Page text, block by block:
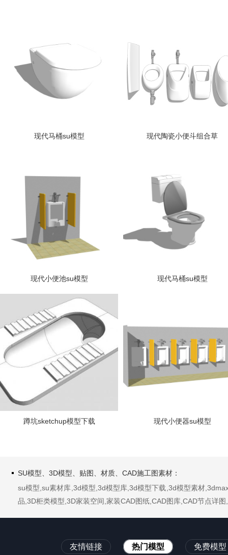
现代马桶su模型 现代陶瓷小便斗组合草
现代小便池su模型 现代马桶su模型
蹲坑sketchup模型下载 现代小便器su模型
SU模型、3D模型、贴图、材质、CAD施工图素材：
su模型,su素材库,3d模型,3d模型库,3d模型下载,3d模型素材
品,3D柜类模型,3D家装空间,家装CAD图纸,CAD图库,CAD节点详
友情链接 热门模型 免费模型